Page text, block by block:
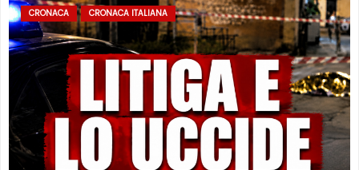
CRONACA CRONACA ITALIANA